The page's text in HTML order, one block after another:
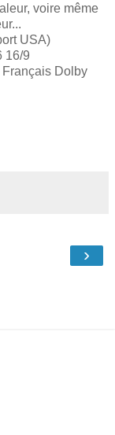
voire même
USA)
16/9
Dolby
›